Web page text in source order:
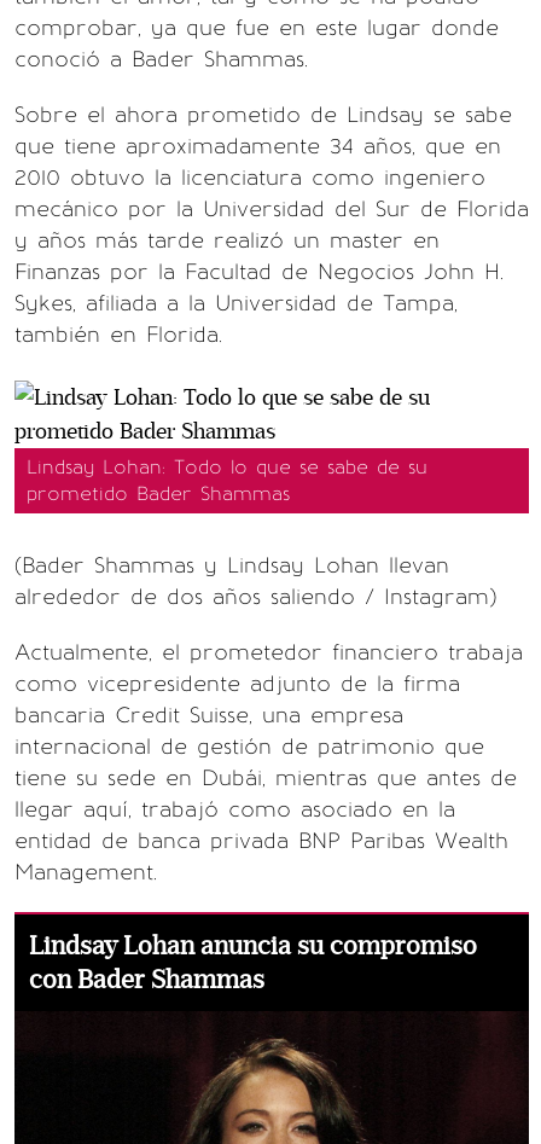
comprobar, ya que fue en este lugar donde
conoció a Bader Shammas.
Sobre el ahora prometido de Lindsay se sabe
que tiene aproximadamente 34 años, que en
2010 obtuvo la licenciatura como ingeniero
mecánico por la Universidad del Sur de Florida
y años más tarde realizó un master en
Finanzas por la Facultad de Negocios John H.
Sykes, afiliada a la Universidad de Tampa,
también en Florida.
Lindsay Lohan: Todo lo que se sabe de su
prometido Bader Shammas
(Bader Shammas y Lindsay Lohan llevan
alrededor de dos años saliendo / Instagram)
Actualmente, el prometedor financiero trabaja
como vicepresidente adjunto de la firma
bancaria Credit Suisse, una empresa
internacional de gestión de patrimonio que
tiene su sede en Dubái, mientras que antes de
llegar aquí, trabajó como asociado en la
entidad de banca privada BNP Paribas Wealth
Management.
Lindsay Lohan anuncia su compromiso
con Bader Shammas